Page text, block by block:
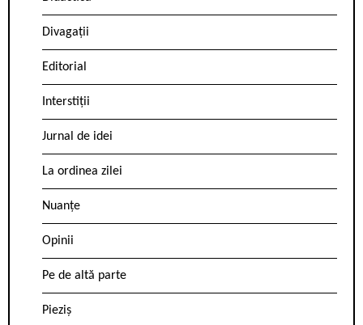
Divagații
Editorial
Interstiții
Jurnal de idei
La ordinea zilei
Nuanțe
Opinii
Pe de altă parte
Pieziș